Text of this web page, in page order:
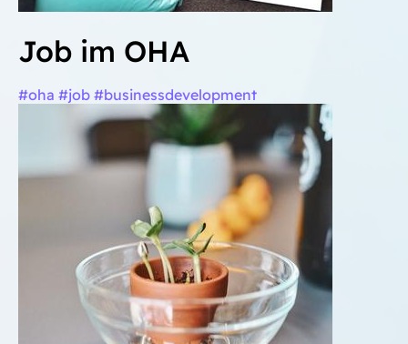
Job im OHA
#oha #job #businessdevelopment